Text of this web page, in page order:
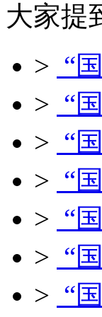
大家提
> “
> “
> “
> “
> “
> “
> “